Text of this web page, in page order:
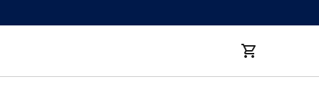
15 Pro Max